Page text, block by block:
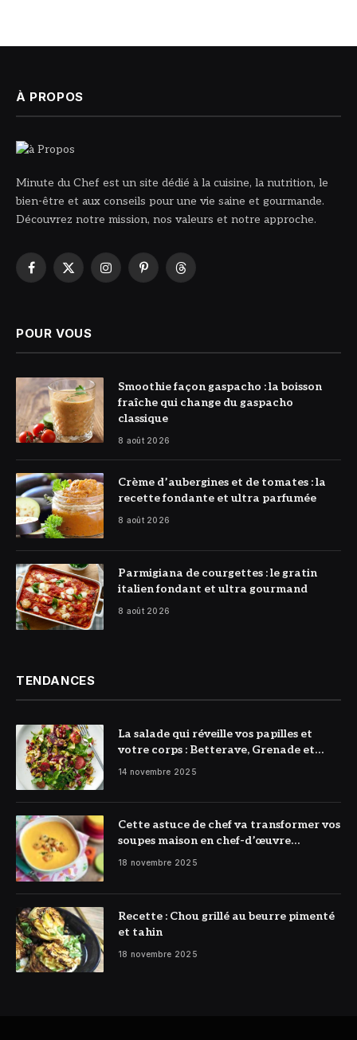
À PROPOS
Minute du Chef est un site dédié à la cuisine, la nutrition, le
bien-être et aux conseils pour une vie saine et gourmande.
Découvrez notre mission, nos valeurs et notre approche.
Facebook
X
InstagramPinterestThreads
POUR VOUS
© DR
Smoothie façon gaspacho : la boisson
fraîche qui change du gaspacho
classique
8 août 2026
© DR
Crème d’aubergines et de tomates : la
recette fondante et ultra parfumée
8 août 2026
© DR
Parmigiana de courgettes : le gratin
italien fondant et ultra gourmand
8 août 2026
TENDANCES
La salade qui réveille vos papilles et
votre corps : Betterave, Grenade et
Citron à l’honneur
14 novembre 2025
Cette astuce de chef va transformer vos
soupes maison en chef-d’œuvre
réconfortant
18 novembre 2025
Recette : Chou grillé au beurre pimenté
et tahin
18 novembre 2025